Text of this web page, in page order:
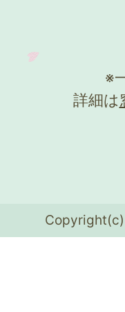
※
詳細は